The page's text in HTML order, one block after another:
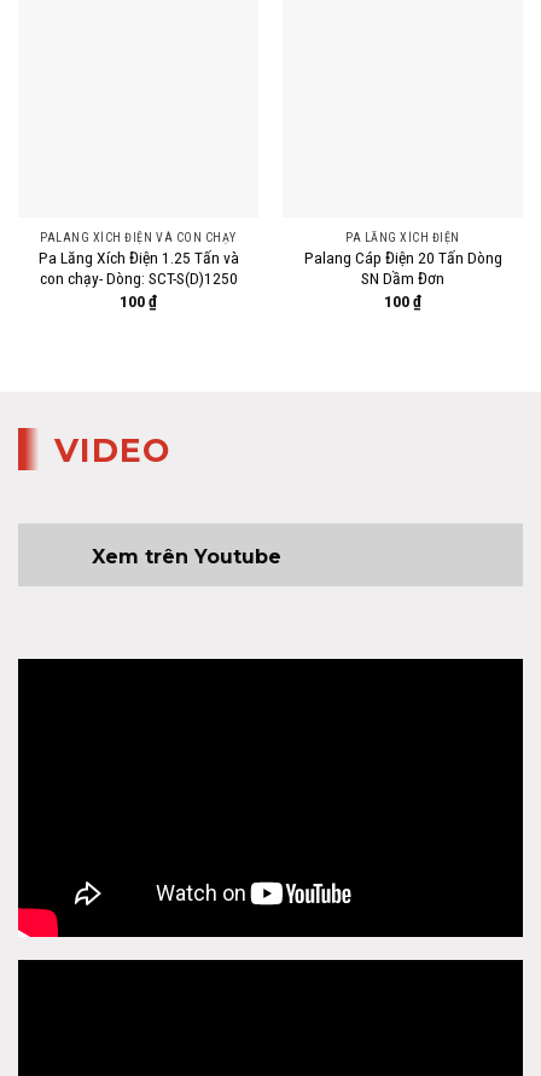
PALANG XÍCH ĐIỆN VÀ CON CHẠY
Pa Lăng Xích Điện 1.25 Tấn và
con chạy- Dòng: SCT-S(D)1250
100₫
PA LĂNG XÍCH ĐIỆN
Palang Cáp Điện 20 Tấn Dòng
SN Dầm Đơn
100₫
VIDEO
Xem trên Youtube